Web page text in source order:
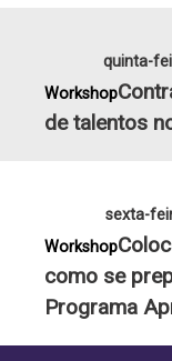
quinta-
Workshop
de talentos
sexta-
Workshop
como se
Programa